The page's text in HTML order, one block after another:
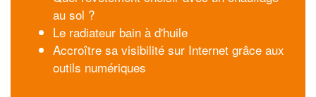
au sol ?
Le radiateur bain à d'huile
Accroître sa visibilité sur Internet grâce aux
outils numériques